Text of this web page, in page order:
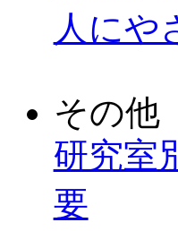
人にや
その他
研究室
要